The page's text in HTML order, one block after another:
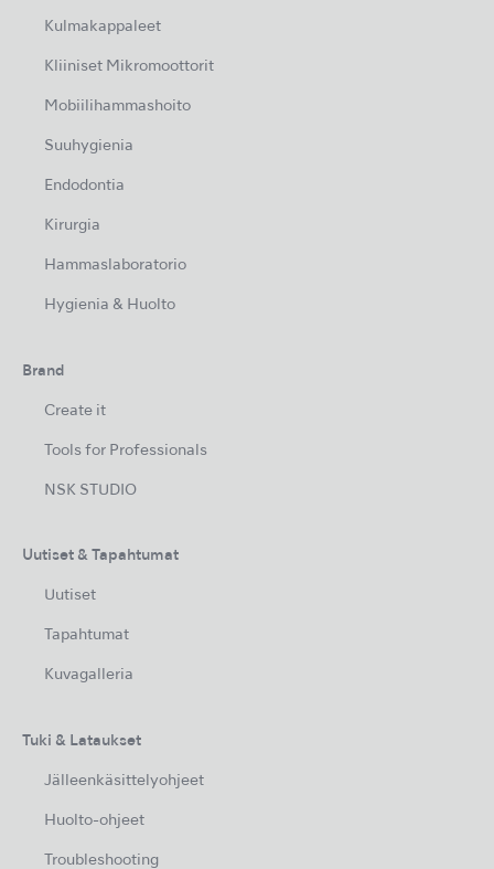
Kulmakappaleet
Kliiniset Mikromoottorit
Mobiilihammashoito
Suuhygienia
Endodontia
Kirurgia
Hammaslaboratorio
Hygienia & Huolto
Brand
Create it
Tools for Professionals
NSK STUDIO
Uutiset & Tapahtumat
Uutiset
Tapahtumat
Kuvagalleria
Tuki & Lataukset
Jälleenkäsittelyohjeet
Huolto-ohjeet
Troubleshooting